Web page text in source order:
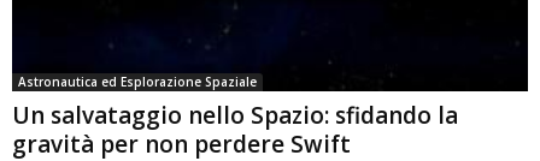
Astronautica ed Esplorazione Spaziale
Un salvataggio nello Spazio: sfidando la
gravità per non perdere Swift